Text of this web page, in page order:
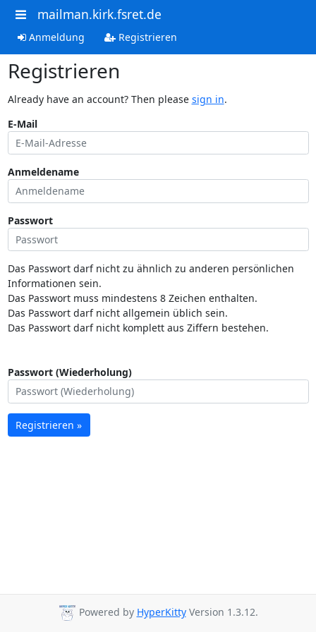
mailman.kirk.fsret.de
Anmeldung Registrieren
Registrieren
Already have an account? Then please sign in.
E-Mail
Anmeldename
Passwort
Das Passwort darf nicht zu ähnlich zu anderen persönlichen
Informationen sein.
Das Passwort muss mindestens 8 Zeichen enthalten.
Das Passwort darf nicht allgemein üblich sein.
Das Passwort darf nicht komplett aus Ziffern bestehen.
Passwort (Wiederholung)
Registrieren »
Powered by HyperKittyVersion 1.3.12.